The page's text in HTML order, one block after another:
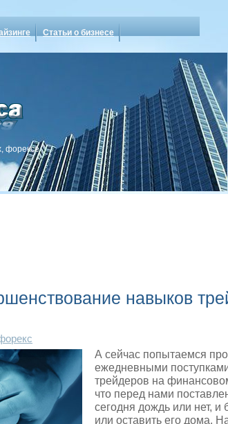
Статьи о бизнесе
форексе
навыков
А сейчас попытаемся
ежедневными
трейдеров на
что перед нами
сегодня дождь или нет, и
или оставить его дома.